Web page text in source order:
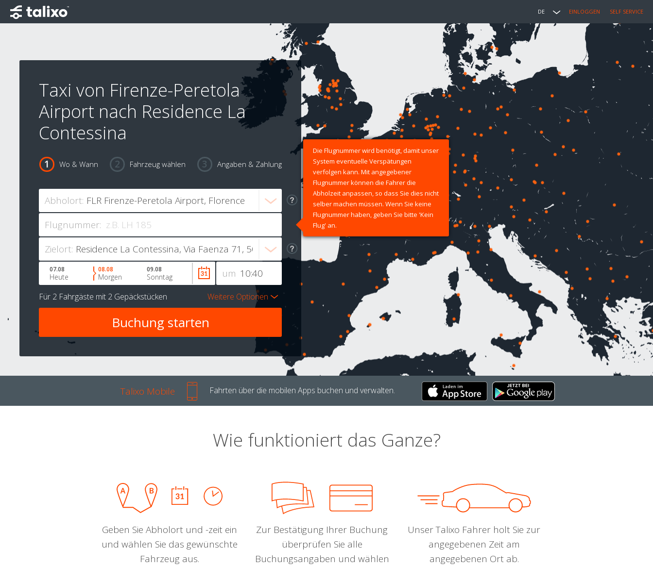
DE EINLOGGEN SELF SERVICE
Taxi von Firenze-Peretola
Airport nach Residence La
Contessina
Wo & Wann Fahrzeug wählen Angaben & Zahlung
Abholort:
Flugnummer:
Die Flugnummer wird benötigt, damit unser
System eventuelle Verspätungen
verfolgen kann. Mit angegebener
Flugnummer können die Fahrer die
Abholzeit anpassen, so dass Sie dies nicht
selber machen müssen. Wenn Sie keine
Flugnummer haben, geben Sie bitte 'Kein
Flug' an.
Zielort:
um
07.08
Heute
08.08
Morgen
09.08
Sonntag
Für 2 Fahrgäste mit 2 Gepäckstücken Weitere Optionen
Talixo Mobile Fahrten über die mobilen Apps buchen und verwalten.
Wie funktioniert das Ganze?
Geben Sie Abholort und -zeit ein
und wählen Sie das gewünschte
Fahrzeug aus.
Zur Bestätigung Ihrer Buchung
überprüfen Sie alle
Buchungsangaben und wählen
Unser Talixo Fahrer holt Sie zur
angegebenen Zeit am
angegebenen Ort ab.